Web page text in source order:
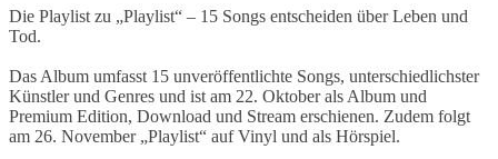
Die Playlist zu „Playlist“ – 15 Songs entscheiden über Leben und
Tod.
Das Album umfasst 15 unveröffentlichte Songs, unterschiedlichster
Künstler und Genres und ist am 22. Oktober als Album und
Premium Edition, Download und Stream erschienen. Zudem folgt
am 26. November „Playlist“ auf Vinyl und als Hörspiel.